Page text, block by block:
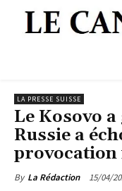
LA PRESSE SUISSE
Le Kosovo a
Russie a
provocation
By La Rédaction 15/04/